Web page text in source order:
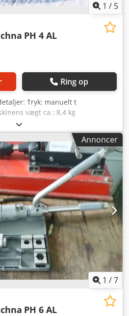
1 / 5
PH 4 AL
Ring op
Tryk: manuelt t
vægt ca.: 8,4 kg
mm PNEUMATISK
Presning af
og klimaanlægslinjer
Pressecylinder: Stempel Ø 25mm;
ca. 15mm -
Længde=70mm - Håndgreb
Værktøjskasse med forskellige
Dodpfou Nfr Nox
Annoncer
1 /7
PH 6 AL